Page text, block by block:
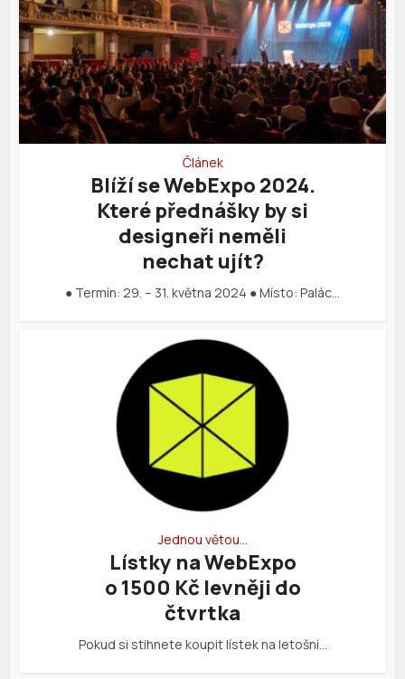
Článek
Blíží se WebExpo 2024.
Které přednášky by si
designeři neměli
nechat ujít?
● Termín: 29. – 31. května 2024 ● Místo: Palác…
Jednou větou…
Lístky na WebExpo
o 1500 Kč levněji do
čtvrtka
Pokud si stihnete koupit lístek na letošní…